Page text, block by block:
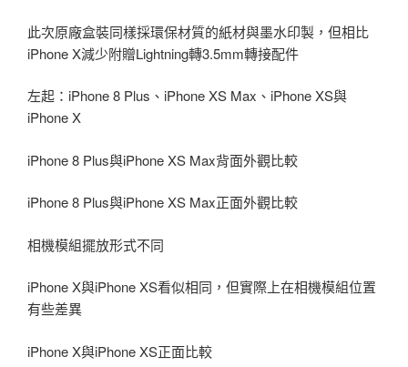
此次原廠盒裝同樣採環保材質的紙材與墨水印製，但相比
iPhone X減少附贈Lightning轉3.5mm轉接配件
左起：iPhone 8 Plus、iPhone XS Max、iPhone XS與
iPhone X
iPhone 8 Plus與iPhone XS Max背面外觀比較
iPhone 8 Plus與iPhone XS Max正面外觀比較
相機模組擺放形式不同
iPhone X與iPhone XS看似相同，但實際上在相機模組位置
有些差異
iPhone X與iPhone XS正面比較